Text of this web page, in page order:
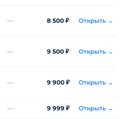
— 8 500 ₽ Открыть →
— 9 500 ₽ Открыть →
— 9 900 ₽ Открыть →
— 9 999 ₽ Открыть →